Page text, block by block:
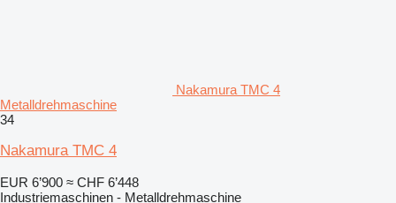
Nakamura TMC 4
Metalldrehmaschine
34
Nakamura TMC 4
EUR 6’900 ≈ CHF 6’448
Industriemaschinen - Metalldrehmaschine